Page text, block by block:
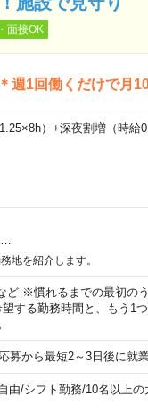
面接OK
1回働くだけで月10
）+深夜割増（時給
地を紹介します。
※慣れるまでの最初の
する勤務時間と、もう1つ
から最短2～3日後に就
由/シフト勤務/10名以上の